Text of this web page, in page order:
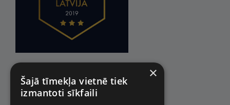
×
Šajā tīmekļa vietnē tiek
izmantoti sīkfaili